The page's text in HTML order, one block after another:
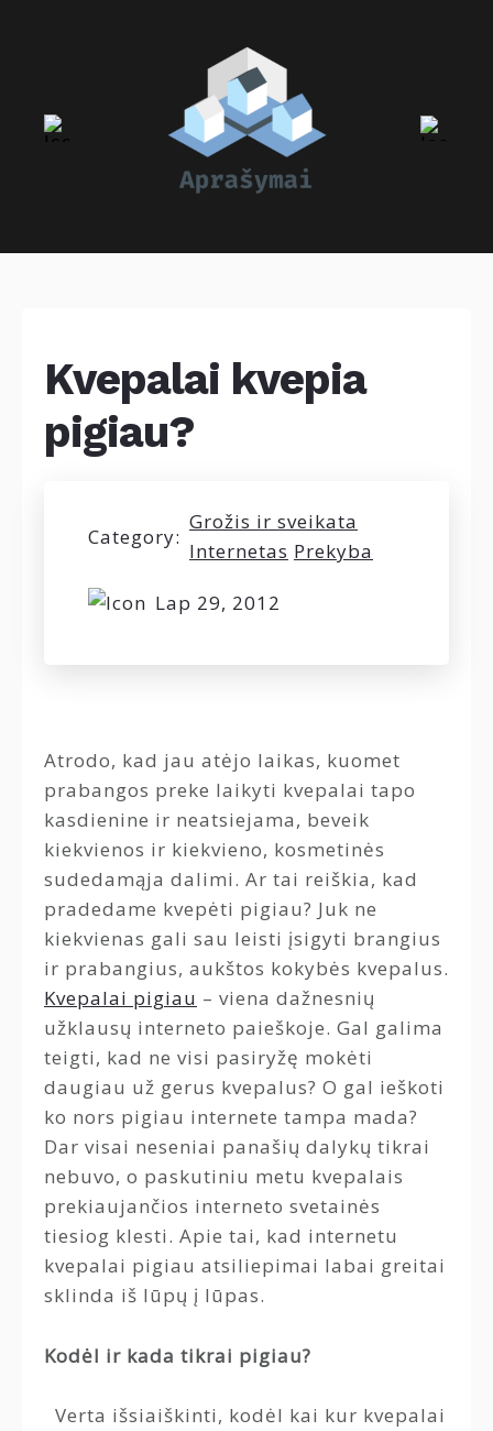
Kvepalai kvepia
pigiau?
Category:
Grožis ir sveikata
Internetas Prekyba
Lap 29, 2012
Atrodo, kad jau atėjo laikas, kuomet
prabangos preke laikyti kvepalai tapo
kasdienine ir neatsiejama, beveik
kiekvienos ir kiekvieno, kosmetinės
sudedamąja dalimi. Ar tai reiškia, kad
pradedame kvepėti pigiau? Juk ne
kiekvienas gali sau leisti įsigyti brangius
ir prabangius, aukštos kokybės kvepalus.
Kvepalai pigiau – viena dažnesnių
užklausų interneto paieškoje. Gal galima
teigti, kad ne visi pasiryžę mokėti
daugiau už gerus kvepalus? O gal ieškoti
ko nors pigiau internete tampa mada?
Dar visai neseniai panašių dalykų tikrai
nebuvo, o paskutiniu metu kvepalais
prekiaujančios interneto svetainės
tiesiog klesti. Apie tai, kad internetu
kvepalai pigiau atsiliepimai labai greitai
sklinda iš lūpų į lūpas.
Kodėl ir kada tikrai pigiau?
Verta išsiaiškinti, kodėl kai kur kvepalai